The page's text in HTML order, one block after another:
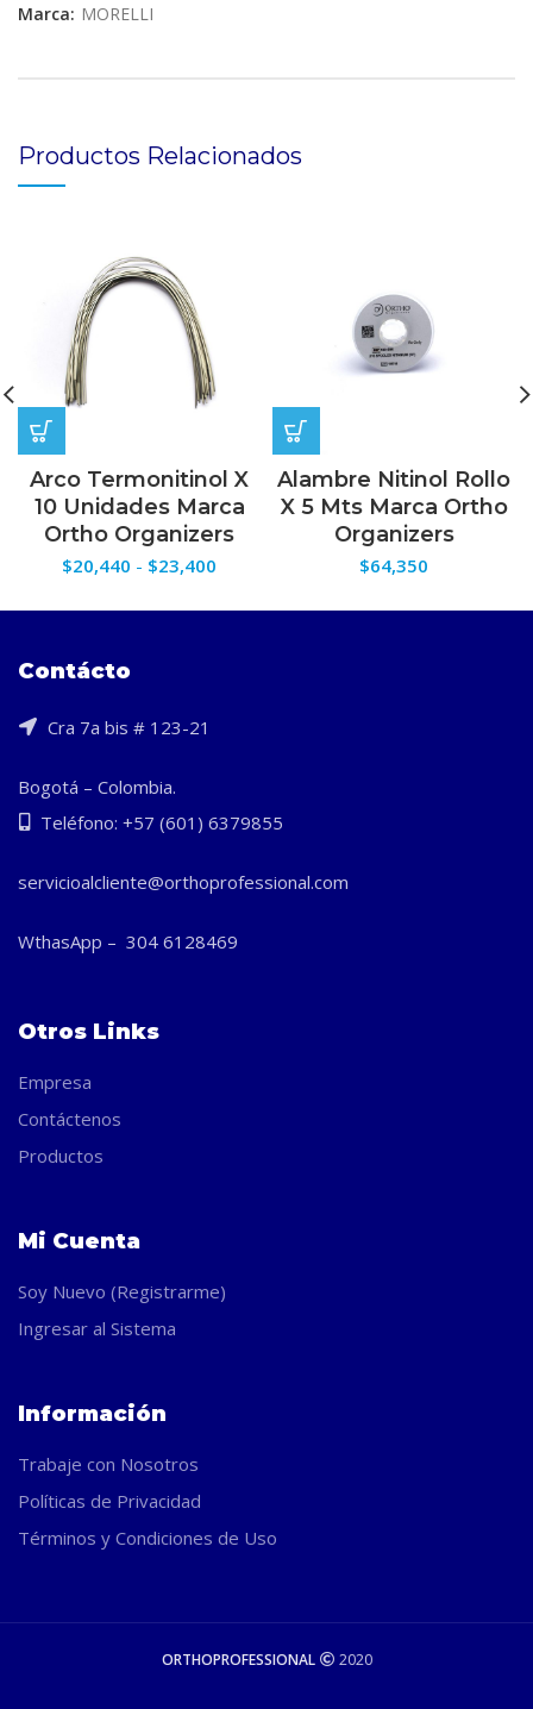
Marca: MORELLI
Productos Relacionados
Arco Termonitinol X
10 Unidades Marca
Ortho Organizers
$20,440 - $23,400
precios:
Alambre Nitinol Rollo
X 5 Mts Marca Ortho
Organizers
$64,350
Contácto
Cra 7a bis # 123-21
Bogotá – Colombia.
Teléfono: +57 (601) 6379855
servicioalcliente@orthoprofessional.com
WthasApp – 304 6128469
Otros Links
Empresa
Contáctenos
Productos
Mi Cuenta
Soy Nuevo (Registrarme)
Ingresar al Sistema
Información
Trabaje con Nosotros
Políticas de Privacidad
Términos y Condiciones de Uso
ORTHOPROFESSIONAL 2020